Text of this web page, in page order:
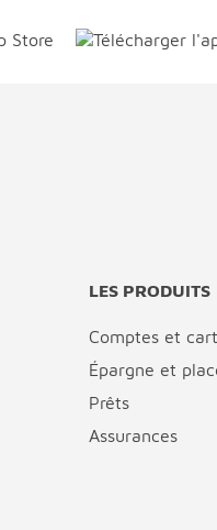
LES PRODUITS
Comptes et
Épargne et
Prêts
Assurances